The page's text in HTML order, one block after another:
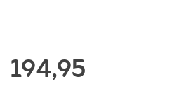
194,95